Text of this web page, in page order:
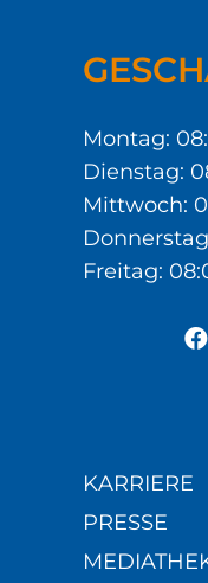
Montag:
Dienstag:
Mittwoch:
Freitag:
KARRIERE
PRESSE